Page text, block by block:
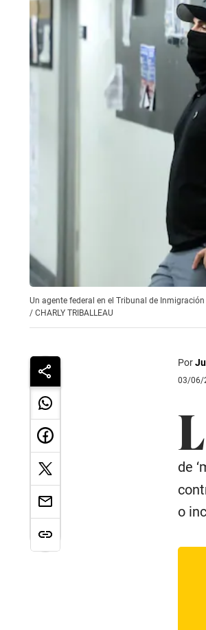
Un agente federal en el Tribunal de
/ CHARLY TRIBALLEAU
Por
03/06/
L
de
o